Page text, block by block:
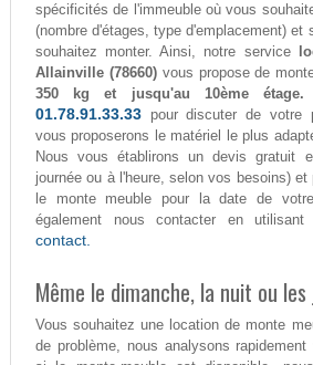
spécificités de l'immeuble où vous
(nombre d'étages, type d'emplacement) et
souhaitez monter. Ainsi, notre service
Allainville (78660)vous propose de
350 kg et jusqu'au 10ème étage.
01.78.91.33.33pour discuter de votre
vous proposerons le matériel le plus
Nous vous établirons un devis gratuit
journée ou à l'heure, selon vos besoins)
le monte meuble pour la date de
également nous contacter en
contact.
Même le dimanche, la nuit ou
Vous souhaitez une location de monte
de problème, nous analysons